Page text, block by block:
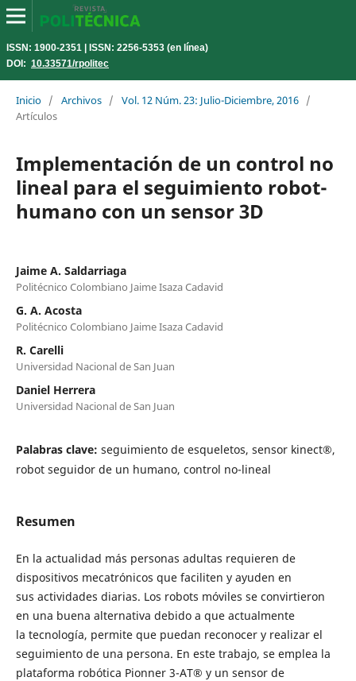
ISSN: 1900-2351 | ISSN: 2256-5353 (en línea)
DOI: 10.33571/rpolitec
Inicio / Archivos / Vol. 12 Núm. 23: Julio-Diciembre, 2016 /
Artículos
Implementación de un control no
lineal para el seguimiento robot-
humano con un sensor 3D
Jaime A. Saldarriaga
Politécnico Colombiano Jaime Isaza Cadavid
G. A. Acosta
Politécnico Colombiano Jaime Isaza Cadavid
R. Carelli
Universidad Nacional de San Juan
Daniel Herrera
Universidad Nacional de San Juan
Palabras clave: seguimiento de esqueletos, sensor kinect®,
robot seguidor de un humano, control no-lineal
Resumen
En la actualidad más personas adultas requieren de
dispositivos mecatrónicos que faciliten y ayuden en
sus actividades diarias. Los robots móviles se convirtieron
en una buena alternativa debido a que actualmente
la tecnología, permite que puedan reconocer y realizar el
seguimiento de una persona. En este trabajo, se emplea la
plataforma robótica Pionner 3-AT® y un sensor de